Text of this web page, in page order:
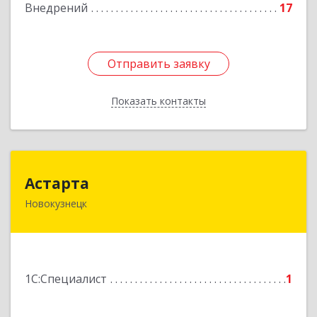
Внедрений 17
Отправить заявку
Показать контакты
Отправить заявку
Назад
Астарта
Новокузнецк
1С:Специалист 1
654079, Кемеровская обл, Новокузнецк г,